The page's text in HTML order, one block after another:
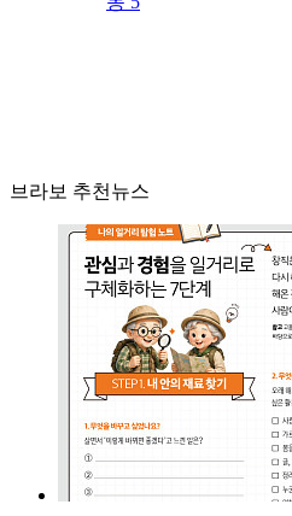
브라보 추천뉴스